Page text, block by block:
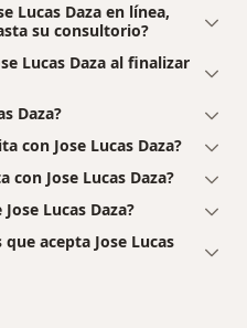
Lucas Daza en línea,
su consultorio?
Lucas Daza al finalizar
Daza?
con Jose Lucas Daza?
Jose Lucas Daza?
Lucas Daza?
acepta Jose Lucas